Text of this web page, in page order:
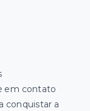
em contato
conquistar a